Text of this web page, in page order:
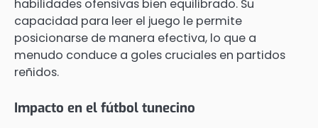
habilidades ofensivas bien equilibrado. Su
capacidad para leer el juego le permite
posicionarse de manera efectiva, lo que a
menudo conduce a goles cruciales en partidos
reñidos.
Impacto en el fútbol tunecino